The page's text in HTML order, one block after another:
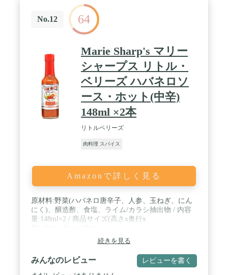
No.12 64
Marie Sharp's マリー
シャープス リトル・
ベリーズ ハバネロソ
ース・ホット(中辛)
148ml ×2本
リトルベリーズ
肉料理 スパイス
Amazonで詳しく見る
原材料:野菜(ハバネロ唐辛子、人参、玉ねぎ、にん
にく)、醸造酢、食塩、ライム/カラシ抽出物 / 内容
量:148ml×2 / 商品サイズ(高さx奥行x
続きを見る
みんなのレビュー レビューを書く